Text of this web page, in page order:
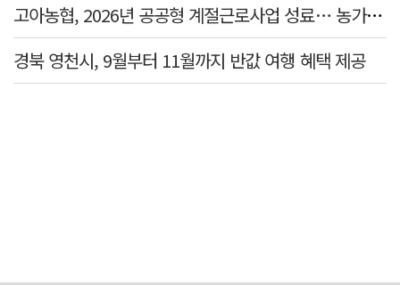
고아농협, 2026년 공공형 계절근로사업 성료… 농가 일손 부족 해소 '효자'
경북 영천시, 9월부터 11월까지 반값 여행 혜택 제공